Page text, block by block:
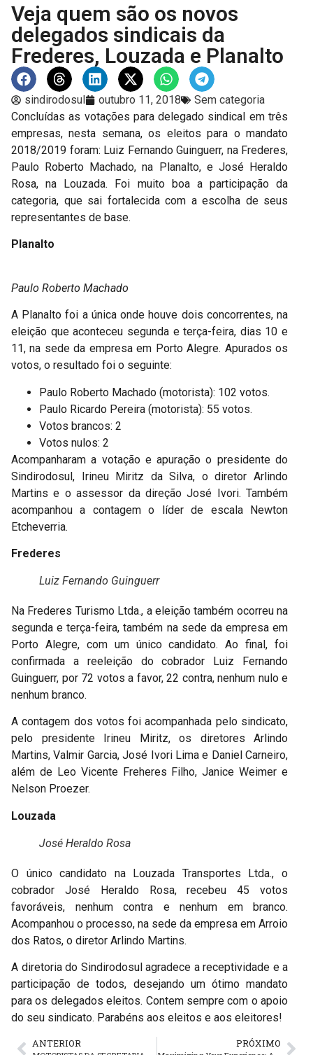
Veja quem são os novos
delegados sindicais da
Frederes, Louzada e Planalto
sindirodosul outubro 11, 2018
Sem categoria
Concluídas as votações para delegado sindical em três
empresas, nesta semana, os eleitos para o mandato
2018/2019 foram: Luiz Fernando Guinguerr, na Frederes,
Paulo Roberto Machado, na Planalto, e José Heraldo
Rosa, na Louzada. Foi muito boa a participação da
categoria, que sai fortalecida com a escolha de seus
representantes de base.
Planalto
Paulo Roberto Machado
A Planalto foi a única onde houve dois concorrentes, na
eleição que aconteceu segunda e terça-feira, dias 10 e
11, na sede da empresa em Porto Alegre. Apurados os
votos, o resultado foi o seguinte:
Paulo Roberto Machado (motorista): 102 votos.
Paulo Ricardo Pereira (motorista): 55 votos.
Votos brancos: 2
Votos nulos: 2
Acompanharam a votação e apuração o presidente do
Sindirodosul, Irineu Miritz da Silva, o diretor Arlindo
Martins e o assessor da direção José Ivori. Também
acompanhou a contagem o líder de escala Newton
Etcheverria.
Frederes
Luiz Fernando Guinguerr
Na Frederes Turismo Ltda., a eleição também ocorreu na
segunda e terça-feira, também na sede da empresa em
Porto Alegre, com um único candidato. Ao final, foi
confirmada a reeleição do cobrador Luiz Fernando
Guinguerr, por 72 votos a favor, 22 contra, nenhum nulo e
nenhum branco.
A contagem dos votos foi acompanhada pelo sindicato,
pelo presidente Irineu Miritz, os diretores Arlindo
Martins, Valmir Garcia, José Ivori Lima e Daniel Carneiro,
além de Leo Vicente Freheres Filho, Janice Weimer e
Nelson Proezer.
Louzada
José Heraldo Rosa
O único candidato na Louzada Transportes Ltda., o
cobrador José Heraldo Rosa, recebeu 45 votos
favoráveis, nenhum contra e nenhum em branco.
Acompanhou o processo, na sede da empresa em Arroio
dos Ratos, o diretor Arlindo Martins.
A diretoria do Sindirodosul agradece a receptividade e a
participação de todos, desejando um ótimo mandato
para os delegados eleitos. Contem sempre com o apoio
do seu sindicato. Parabéns aos eleitos e aos eleitores!
ANTERIOR PRÓXIMO